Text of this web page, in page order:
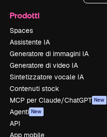
Prodotti
Spaces
Assistente IA
Generatore di immagini IA
Generatore di video IA
Sintetizzatore vocale IA
Contenuti stock
MCP per Claude/ChatGPT New
Agenti New
API
App mobile